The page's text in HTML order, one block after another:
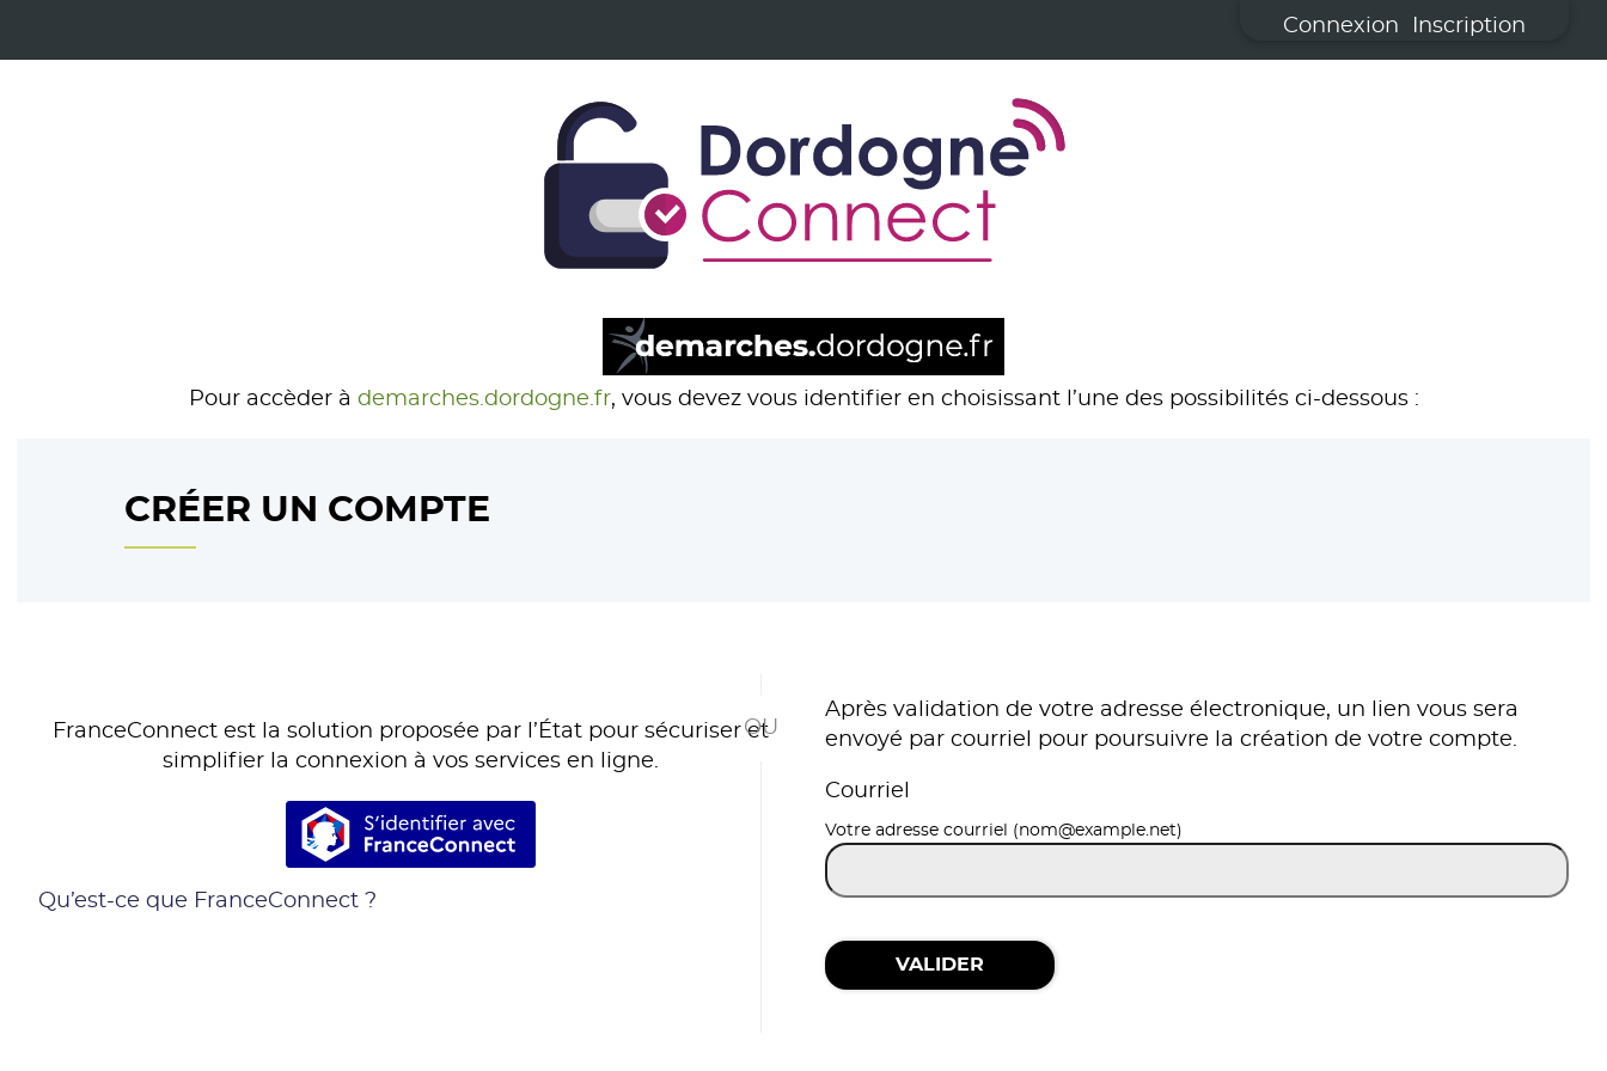
Connexion Inscription
Pour accèder à demarches.dordogne.fr, vous devez vous identifier en choisissant l’une des possibilités ci-dessous :
CRÉER UN COMPTE
FranceConnect est la solution proposée par l’État pour sécuriser et
simplifier la connexion à vos services en ligne.
S’identifier avec FranceConnect
Qu’est-ce que FranceConnect ?
Après validation de votre adresse électronique, un lien vous sera
envoyé par courriel pour poursuivre la création de votre compte.
Courriel
Votre adresse courriel (nom@example.net)
VALIDER